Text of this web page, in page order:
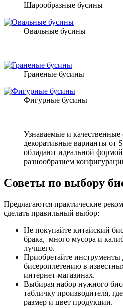
Шарообразные бусины
Овальные бусины
Граненые бусины
Фигурные бусины
Узнаваемые и
декоративные варианты от
обладают идеальной
разнообразием
Советы по выбору
Предлагаются практические
сделать правильный выбор:
Не покупайте китайский
брака, много мусора и
лучшего.
Приобретайте инструменты
бисероплетению в
интернет-магазинах.
Выбирая набор нужного
табличку производителя,
размер и цвет продукции.